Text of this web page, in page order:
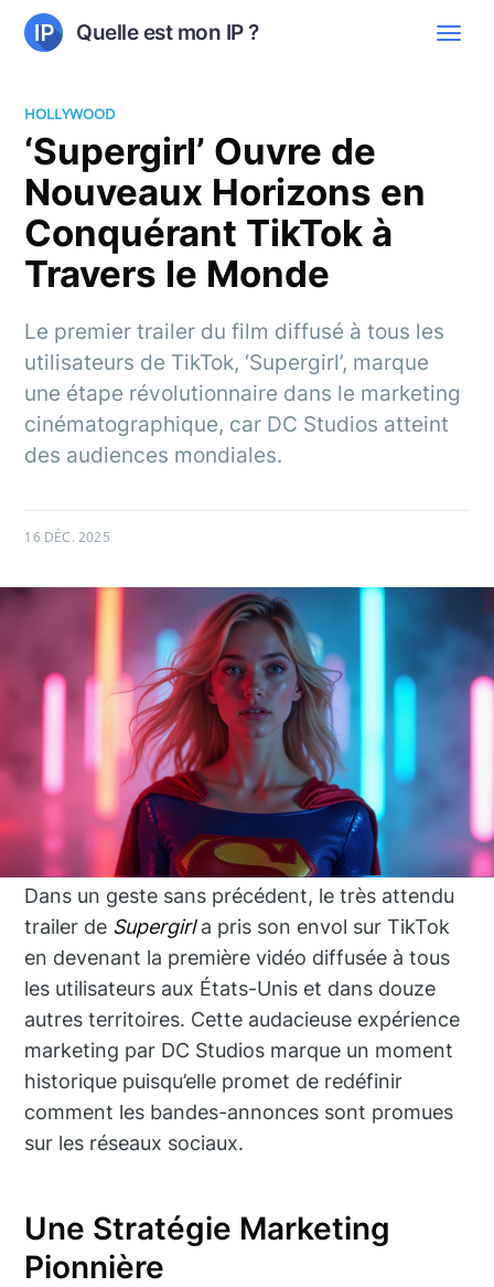
Quelle est mon IP ?
HOLLYWOOD
‘Supergirl’ Ouvre de
Nouveaux Horizons en
Conquérant TikTok à
Travers le Monde
Le premier trailer du film diffusé à tous les
utilisateurs de TikTok, ‘Supergirl’, marque
une étape révolutionnaire dans le marketing
cinématographique, car DC Studios atteint
des audiences mondiales.
16 DÉC. 2025
Dans un geste sans précédent, le très attendu
trailer de Supergirla pris son envol sur TikTok
en devenant la première vidéo diffusée à tous
les utilisateurs aux États-Unis et dans douze
autres territoires. Cette audacieuse expérience
marketing par DC Studios marque un moment
historique puisqu’elle promet de redéfinir
comment les bandes-annonces sont promues
sur les réseaux sociaux.
Une Stratégie Marketing
Pionnière